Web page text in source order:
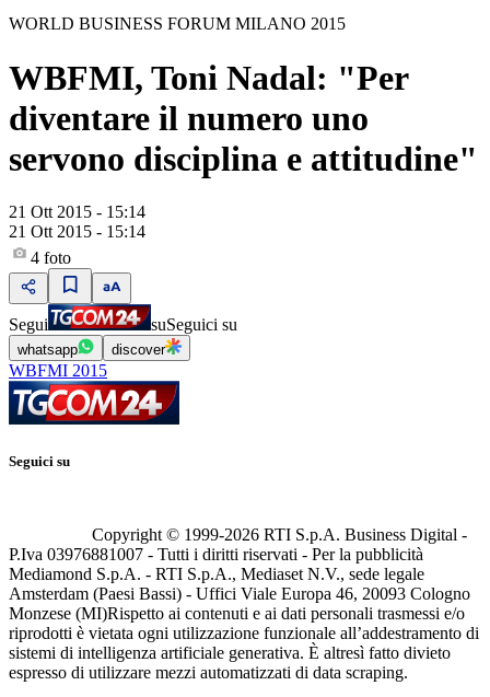
WORLD BUSINESS FORUM MILANO 2015
WBFMI, Toni Nadal: "Per
diventare il numero uno
servono disciplina e attitudine"
21 Ott 2015 - 15:14
21 Ott 2015 - 15:14
4 foto
Segui suSeguici su
whatsapp discover
WBFMI 2015
Seguici su
Copyright © 1999-2026 RTI S.p.A. Business Digital -
P.Iva 03976881007 - Tutti i diritti riservati - Per la pubblicità
Mediamond S.p.A. - RTI S.p.A., Mediaset N.V., sede legale
Amsterdam (Paesi Bassi) - Uffici Viale Europa 46, 20093 Cologno
Monzese (MI)Rispetto ai contenuti e ai dati personali trasmessi e/o
riprodotti è vietata ogni utilizzazione funzionale all’addestramento di
sistemi di intelligenza artificiale generativa. È altresì fatto divieto
espresso di utilizzare mezzi automatizzati di data scraping.